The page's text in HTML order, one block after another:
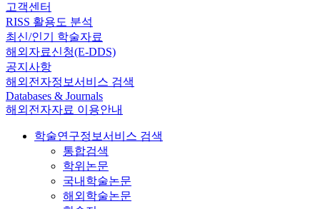
고객센터
RISS 활용도 분석
최신/인기 학술자료
해외자료신청(E-DDS)
공지사항
해외전자정보서비스 검색
Databases & Journals
해외전자자료 이용안내
학술연구정보서비스 검색
통합검색
학위논문
국내학술논문
해외학술논문